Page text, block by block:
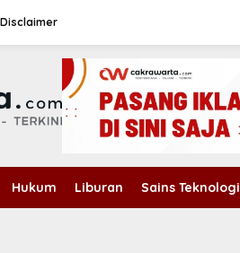
Disclaimer
Hukum Liburan Sains Teknologi